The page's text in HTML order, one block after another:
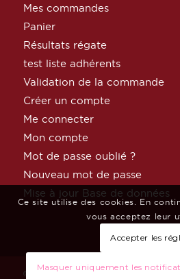
Mes commandes
Panier
Résultats régate
test liste adhérents
Validation de la commande
Créer un compte
Me connecter
Mon compte
Mot de passe oublié ?
Nouveau mot de passe
Mise à jour Base de données
© Copyright MicroClass France parCéphée
Ce site utilise des cookies. En
vous acceptez leur
Accepter les
Masquer uniquement les